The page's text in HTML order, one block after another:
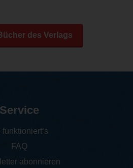
des Verlags
Service
funktioniert‘s
FAQ
abonnieren